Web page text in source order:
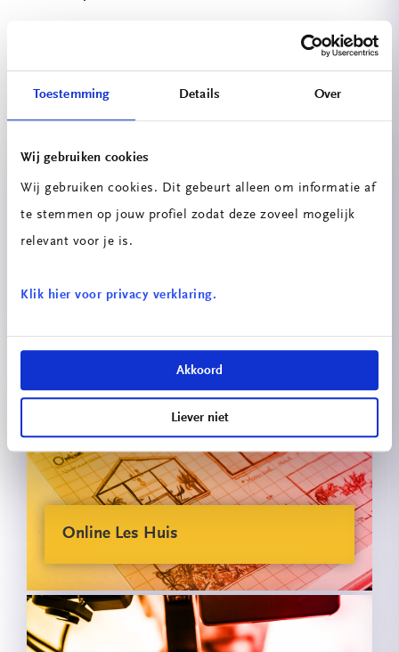
Toestemming Details Over
Wij gebruiken cookies
Wij gebruiken cookies. Dit gebeurt alleen om informatie af
te stemmen op jouw profiel zodat deze zoveel mogelijk
relevant voor je is.
Klik hier voor privacy verklaring.
Akkoord
Liever niet
Projecten
Double-U Telepresence Robot
Online Les Huis